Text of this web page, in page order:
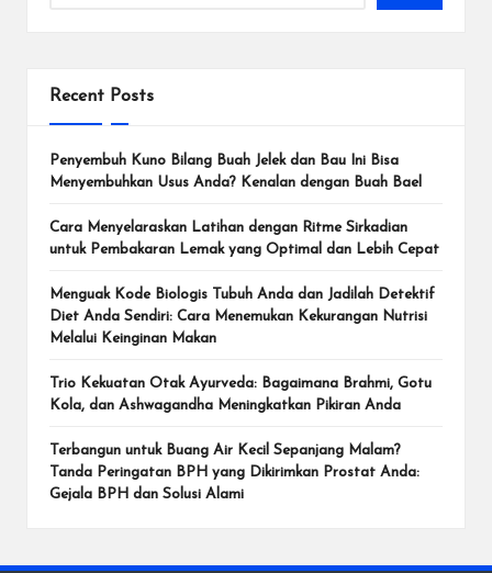
Recent Posts
Penyembuh Kuno Bilang Buah Jelek dan Bau Ini Bisa
Menyembuhkan Usus Anda? Kenalan dengan Buah Bael
Cara Menyelaraskan Latihan dengan Ritme Sirkadian
untuk Pembakaran Lemak yang Optimal dan Lebih Cepat
Menguak Kode Biologis Tubuh Anda dan Jadilah Detektif
Diet Anda Sendiri: Cara Menemukan Kekurangan Nutrisi
Melalui Keinginan Makan
Trio Kekuatan Otak Ayurveda: Bagaimana Brahmi, Gotu
Kola, dan Ashwagandha Meningkatkan Pikiran Anda
Terbangun untuk Buang Air Kecil Sepanjang Malam?
Tanda Peringatan BPH yang Dikirimkan Prostat Anda:
Gejala BPH dan Solusi Alami